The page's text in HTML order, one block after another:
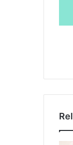
а
м
л
о
с